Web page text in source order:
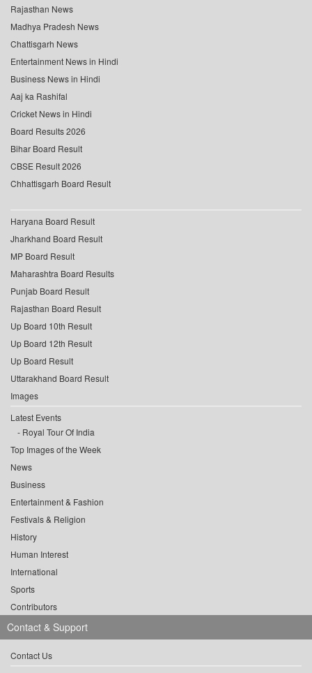
Rajasthan News
Madhya Pradesh News
Chattisgarh News
Entertainment News in Hindi
Business News in Hindi
Aaj ka Rashifal
Cricket News in Hindi
Board Results 2026
Bihar Board Result
CBSE Result 2026
Chhattisgarh Board Result
Haryana Board Result
Jharkhand Board Result
MP Board Result
Maharashtra Board Results
Punjab Board Result
Rajasthan Board Result
Up Board 10th Result
Up Board 12th Result
Up Board Result
Uttarakhand Board Result
Images
Latest Events
Royal Tour Of India
Top Images of the Week
News
Business
Entertainment & Fashion
Festivals & Religion
History
Human Interest
International
Sports
Contributors
Contact & Support
Contact Us